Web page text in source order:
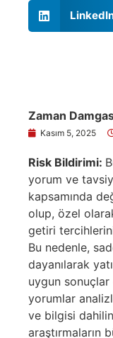
Zaman
Kasım 5, 2025
Risk Bildirimi:
yorum ve
kapsamında
olup, özel
getiri
Bu nedenle,
dayanılarak
uygun sonuçlar
yorumlar
ve bilgisi
araştırmaların